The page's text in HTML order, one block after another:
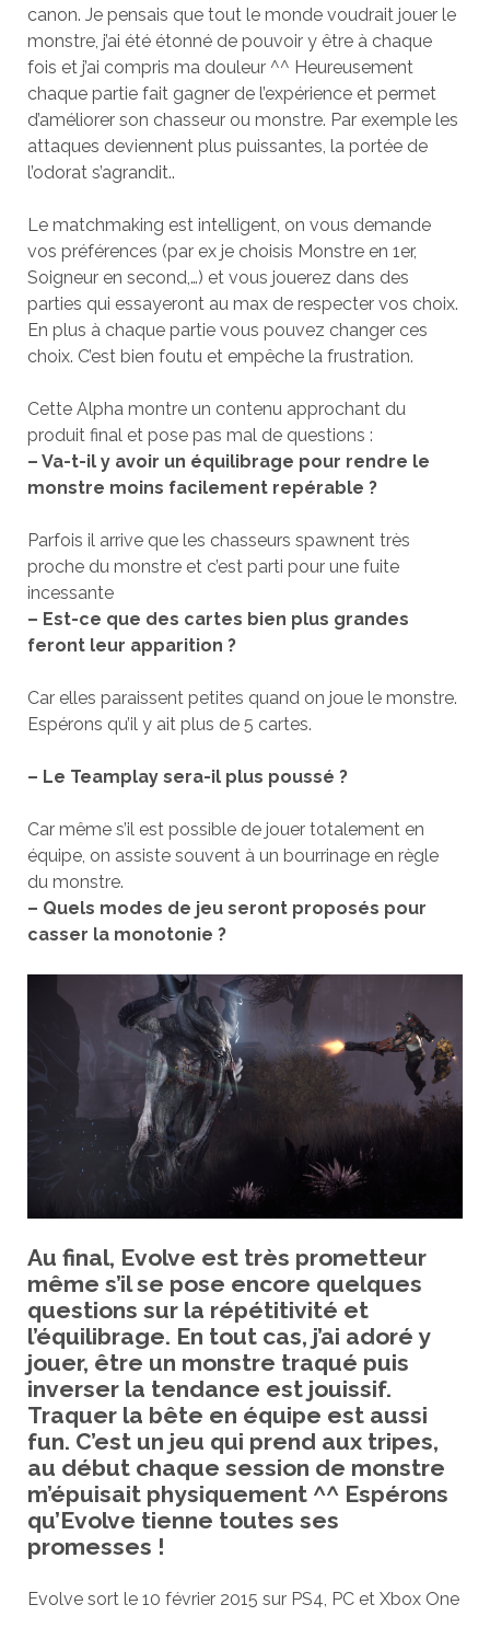
canon. Je pensais que tout le monde voudrait jouer le
monstre, j’ai été étonné de pouvoir y être à chaque
fois et j’ai compris ma douleur ^^ Heureusement
chaque partie fait gagner de l’expérience et permet
d’améliorer son chasseur ou monstre. Par exemple les
attaques deviennent plus puissantes, la portée de
l’odorat s’agrandit..
Le matchmaking est intelligent, on vous demande
vos préférences (par ex je choisis Monstre en 1er,
Soigneur en second,…) et vous jouerez dans des
parties qui essayeront au max de respecter vos choix.
En plus à chaque partie vous pouvez changer ces
choix. C’est bien foutu et empêche la frustration.
Cette Alpha montre un contenu approchant du
produit final et pose pas mal de questions :
– Va-t-il y avoir un équilibrage pour rendre le
monstre moins facilement repérable ?
Parfois il arrive que les chasseurs spawnent très
proche du monstre et c’est parti pour une fuite
incessante
– Est-ce que des cartes bien plus grandes
feront leur apparition ?
Car elles paraissent petites quand on joue le monstre.
Espérons qu’il y ait plus de 5 cartes.
– Le Teamplay sera-il plus poussé ?
Car même s’il est possible de jouer totalement en
équipe, on assiste souvent à un bourrinage en règle
du monstre.
– Quels modes de jeu seront proposés pour
casser la monotonie ?
Au final, Evolve est très prometteur
même s’il se pose encore quelques
questions sur la répétitivité et
l’équilibrage. En tout cas, j’ai adoré y
jouer, être un monstre traqué puis
inverser la tendance est jouissif.
Traquer la bête en équipe est aussi
fun. C’est un jeu qui prend aux tripes,
au début chaque session de monstre
m’épuisait physiquement ^^ Espérons
qu’Evolve tienne toutes ses
promesses !
Evolve sort le 10 février 2015 sur PS4, PC et Xbox One